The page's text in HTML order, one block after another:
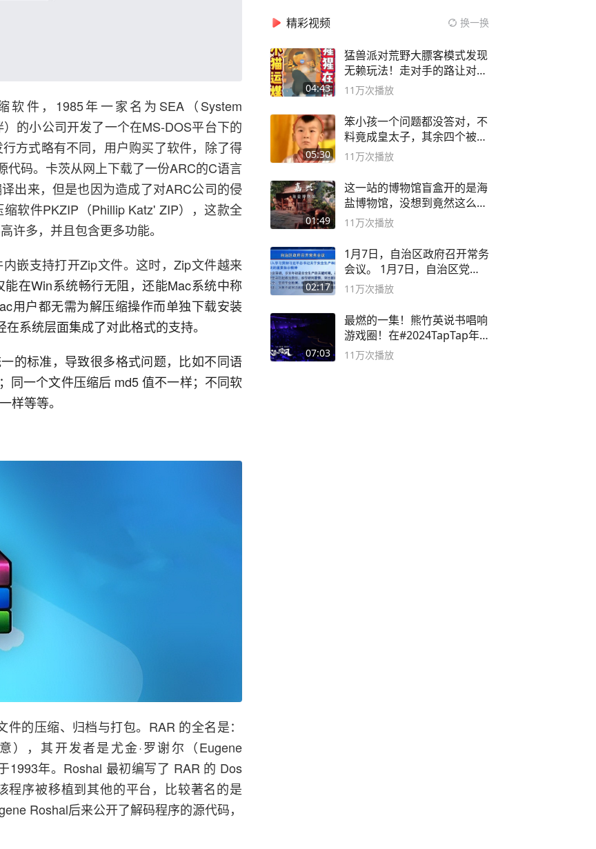
软件，1985年一家名为SEA（System
的小公司开发了一个在MS-DOS平台下的
方式略有不同，用户购买了软件，除了得
码。卡茨从网上下载了一份ARC的C语言
出来，但是也因为造成了对ARC公司的侵
软件PKZIP（Phillip Katz' ZIP），这款全
许多，并且包含更多功能。
嵌支持打开Zip文件。这时，Zip文件越来
能在Win系统畅行无阻，还能Mac系统中称
用户都无需为解压缩操作而单独下载安装
系统层面集成了对此格式的支持。
的标准，导致很多格式问题，比如不同语
同一个文件压缩后 md5 值不一样；不同软
样等等。
的压缩、归档与打包。RAR 的全名是：
），其开发者是尤金·罗谢尔（Eugene
1993年。Roshal 最初编写了 RAR 的 Dos
程序被移植到其他的平台，比较著名的是
Roshal后来公开了解码程序的源代码，
精彩视频 换一换
04:43
猛兽派对荒野大膘客模式发现
无赖玩法！走对手的路让对手
无路可走
11万次播放
05:30
笨小孩一个问题都没答对，不
料竟成皇太子，其余四个被处
死
11万次播放
01:49
这一站的博物馆盲盒开的是海
盐博物馆，没想到竟然这么好
逛！
11万次播放
02:17
1月7日，自治区政府召开常务
会议。 1月7日，自治区党委
副书记
11万次播放
07:03
最燃的一集！熊竹英说书唱响
游戏圈！在#2024TapTap年
度游戏大赏
11万次播放